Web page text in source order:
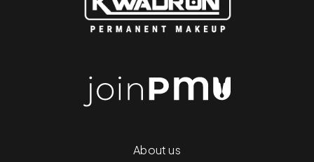
About us